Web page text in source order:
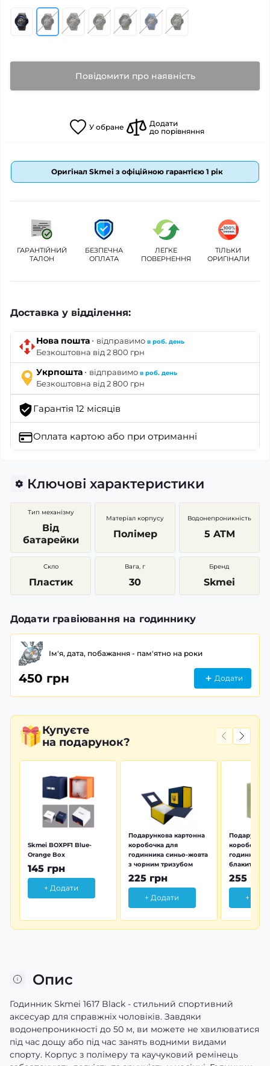
Повідомити про наявність
У обране
Додати
до порівняння
Оригінал Skmei з офіційною гарантією 1 рік
ГАРАНТІЙНИЙ
ТАЛОН
БЕЗПЕЧНА
ОПЛАТА
ЛЕГКЕ
ПОВЕРНЕННЯ
ТІЛЬКИ
ОРИГІНАЛИ
Доставка у відділення:
Нова пошта · відправимо в роб. день
Безкоштовна від 2 800 грн
Укрпошта · відправимо в роб. день
Безкоштовна від 2 800 грн
Гарантія 12 місяців
Оплата картою або при отриманні
Ключові характеристики
Тип механізму
Від
батарейки
Матеріал корпусу
Полімер
Водонепроникність
5 ATM
Скло
Пластик
Вага, г
30
Бренд
Skmei
Додати гравіювання на годиннику
Ім'я, дата, побажання - пам'ятно на роки
450 грн Додати
Купуєте
на подарунок?
Skmei BOXPF1 Blue-
Orange Box
145 грн
+ Додати
Подарункова картонна
коробочка для
годинника синьо-жовта
з чорним тризубом
225 грн
+ Додати
коробочка
годинника
блакитна
255 грн
+
Опис
Годинник Skmei 1617 Black - стильний спортивний
аксесуар для справжніх чоловіків. Завдяки
водонепроникності до 50 м, ви можете не хвилюватися
під час дощу або під час занять водними видами
спорту. Корпус з полімеру та каучуковий ремінець